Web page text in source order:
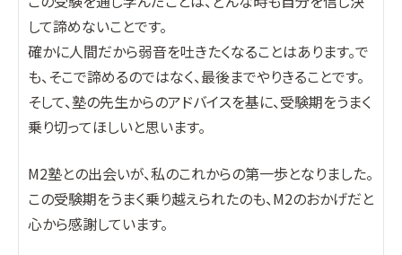
して諦めないことです。
確かに人間だから弱音を吐きたくなることはあります。で
も、そこで諦めるのではなく、最後までやりきることです。
そして、塾の先生からのアドバイスを基に、受験期をうまく
乗り切ってほしいと思います。
M2塾との出会いが、私のこれからの第一歩となりました。
この受験期をうまく乗り越えられたのも、M2のおかげだと
心から感謝しています。